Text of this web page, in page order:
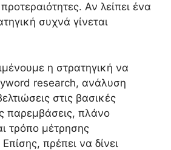
Αν λείπει ένα
συχνά γίνεται
η στρατηγική να
research, ανάλυση
στις βασικές
παρεμβάσεις, πλάνο
τρόπο μέτρησης
πρέπει να δίνει